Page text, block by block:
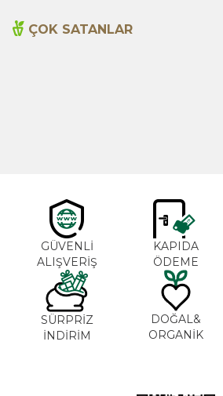
ÇOK SATANLAR
GÜVENLİ
ALIŞVERİŞ
KAPIDA
ÖDEME
SÜRPRİZ
İNDİRİM
DOĞAL&
ORGANİK